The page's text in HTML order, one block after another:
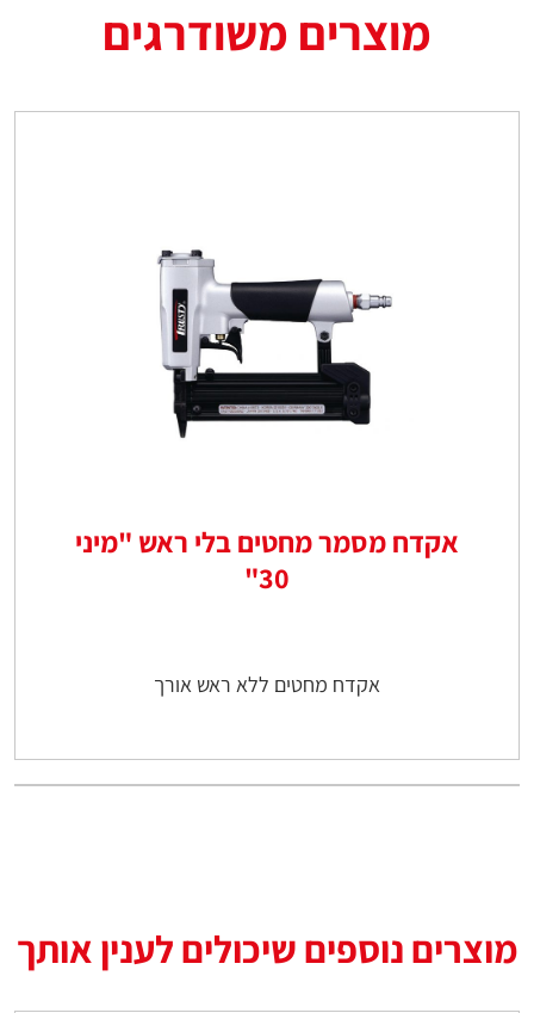
מוצרים משודרגים
אקדח מסמר מחטים בלי ראש "מיני
30"
אקדח מחטים ללא ראש אורך
מוצרים נוספים שיכולים לענין אותך